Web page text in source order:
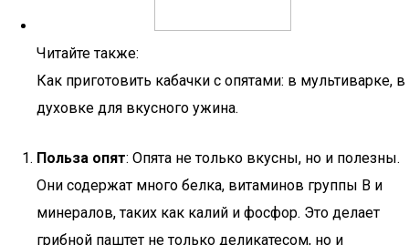
Читайте также:
Как приготовить кабачки с опятами: в мультиварке, в
духовке для вкусного ужина.
Польза опят: Опята не только вкусны, но и полезны.
Они содержат много белка, витаминов группы B и
минералов, таких как калий и фосфор. Это делает
грибной паштет не только деликатесом, но и